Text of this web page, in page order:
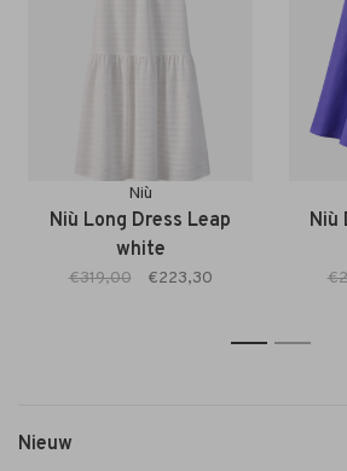
Niù
Niù Long Dress Leap
white
€319,00 €223,30
Niù
1 2
Nieuw